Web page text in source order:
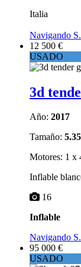
Italia
Navigando
12 500 €
USADO
3d
Año: 2017
Tamaño:
Motores: 1 x
Inflable
16
Inflable
Navigando
95 000 €
USADO